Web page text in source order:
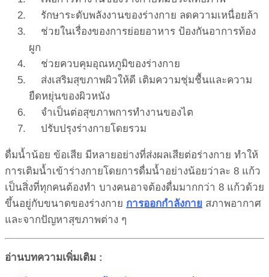
รักษาระดับพลังงานของร่างกาย ลดความเหนื่อยล้า
ช่วยในเรื่องของการย่อยอาหาร ป้องกันอาการท้อง
ผูก
ช่วยควบคุมอุณหภูมิของร่างกาย
ส่งเสริมสุขภาพผิวให้ดี เติมความชุ่มชื้นและความ
ยืดหยุ่นของผิวหนัง
จำเป็นต่อสุขภาพการทำงานของไต
ปรับปรุงร่างกายโดยรวม
ดื่มน้ำน้อย ข้อเสีย มีหลายอย่างที่ส่งผลเสียต่อร่างกาย ทำให้
การเติมน้ำเข้าร่างกายโดยการดื่มน้ำอย่างน้อยว่าละ 8 แก้ว
เป็นสิ่งที่ทุกคนต้องทำ บางคนอาจต้องดื่มมากกว่า 8 แก้วด้วย
ขึ้นอยู่กับขนาดของร่างกาย การออกกำลังกาย สภาพอากาศ
และจากปัญหาสุขภาพต่าง ๆ
อ่านบทความเพิ่มเติม :